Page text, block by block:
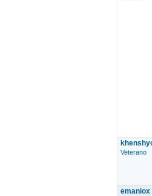
Veterano
emaniox